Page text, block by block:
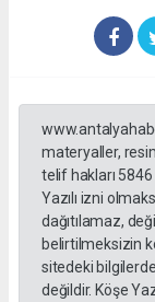
materyaller,
telif hakları
Yazılı izni
dağıtılamaz,
belirtilmeksizin
sitedeki
değildir. Köşe